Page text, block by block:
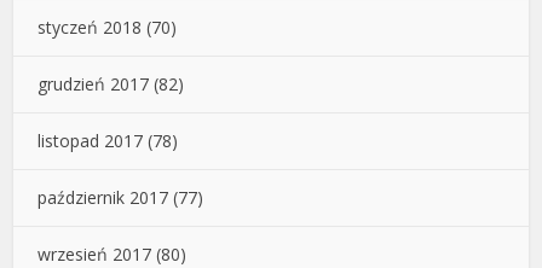
styczeń 2018 (70)
grudzień 2017 (82)
listopad 2017 (78)
październik 2017 (77)
wrzesień 2017 (80)